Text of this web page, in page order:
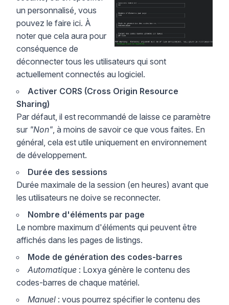
un personnalisé, vous
pouvez le faire ici. À
noter que cela aura pour
conséquence de
déconnecter tous les utilisateurs qui sont
actuellement connectés au logiciel.
Activer CORS (Cross Origin Resource
Sharing)
Par défaut, il est recommandé de laisse ce paramètre
sur "Non" , à moins de savoir ce que vous faites. En
général, cela est utile uniquement en environnement
de développement.
Durée des sessions
Durée maximale de la session (en heures) avant que
les utilisateurs ne doive se reconnecter.
Nombre d'éléments par page
Le nombre maximum d'éléments qui peuvent être
affichés dans les pages de listings.
Mode de génération des codes-barres
Automatique : Loxya génère le contenu des
codes-barres de chaque matériel.
Manuel : vous pourrez spécifier le contenu des